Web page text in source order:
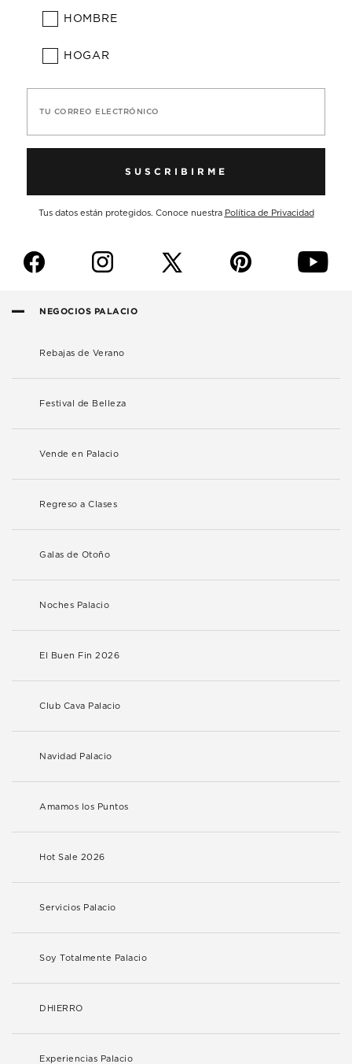
HOMBRE
HOGAR
TU CORREO ELECTRÓNICO
SUSCRIBIRME
Tus datos están protegidos. Conoce nuestra Política de Privacidad
f i p y
NEGOCIOS PALACIO
Rebajas de Verano
Festival de Belleza
Vende en Palacio
Regreso a Clases
Galas de Otoño
Noches Palacio
El Buen Fin 2026
Club Cava Palacio
Navidad Palacio
Amamos los Puntos
Hot Sale 2026
Servicios Palacio
Soy Totalmente Palacio
DHIERRO
Experiencias Palacio